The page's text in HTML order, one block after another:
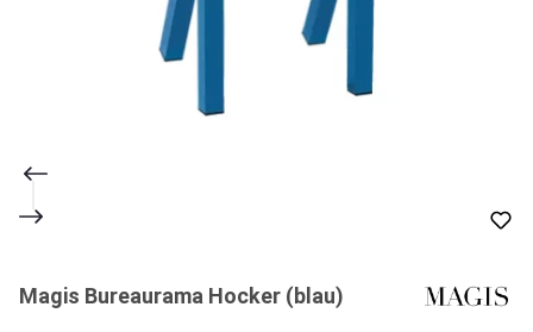
Magis Bureaurama Hocker (blau)